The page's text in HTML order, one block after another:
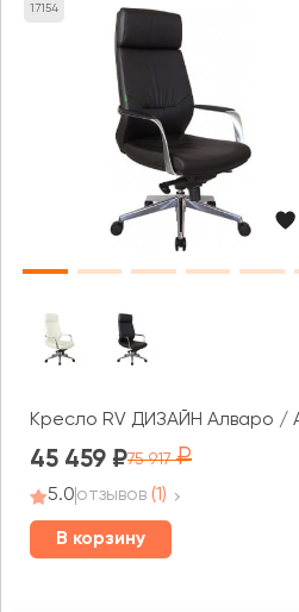
17154
Кресло RV ДИЗАЙН Алваро /
45 459 75 917
5.0отзывов (1)
В корзину